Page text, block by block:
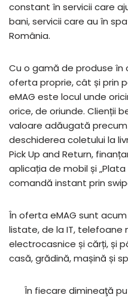
constant în servicii care
bani, servicii care au în
România.
Cu o gamă de produse
oferta proprie, cât și prin
eMAG este locul unde
orice, de oriunde. Clienții
valoare adăugată
deschiderea coletului la
Pick Up and Return,
aplicația de mobil și „Plata
comandă instant prin
În oferta eMAG sunt
listate, de la IT, telefoane
electrocasnice și cărți, și
casă, grădină, mașină și
În fiecare dimineaţă